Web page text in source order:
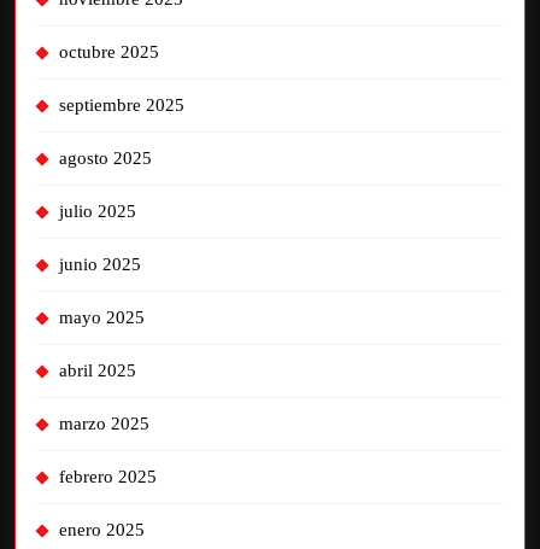
octubre 2025
septiembre 2025
agosto 2025
julio 2025
junio 2025
mayo 2025
abril 2025
marzo 2025
febrero 2025
enero 2025